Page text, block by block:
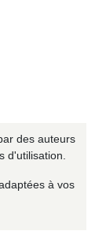
des auteurs
d'utilisation.
à vos